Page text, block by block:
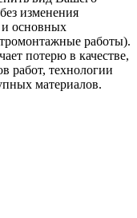
изменения
основных
работы).
потерю в качестве,
работ, технологии
материалов.